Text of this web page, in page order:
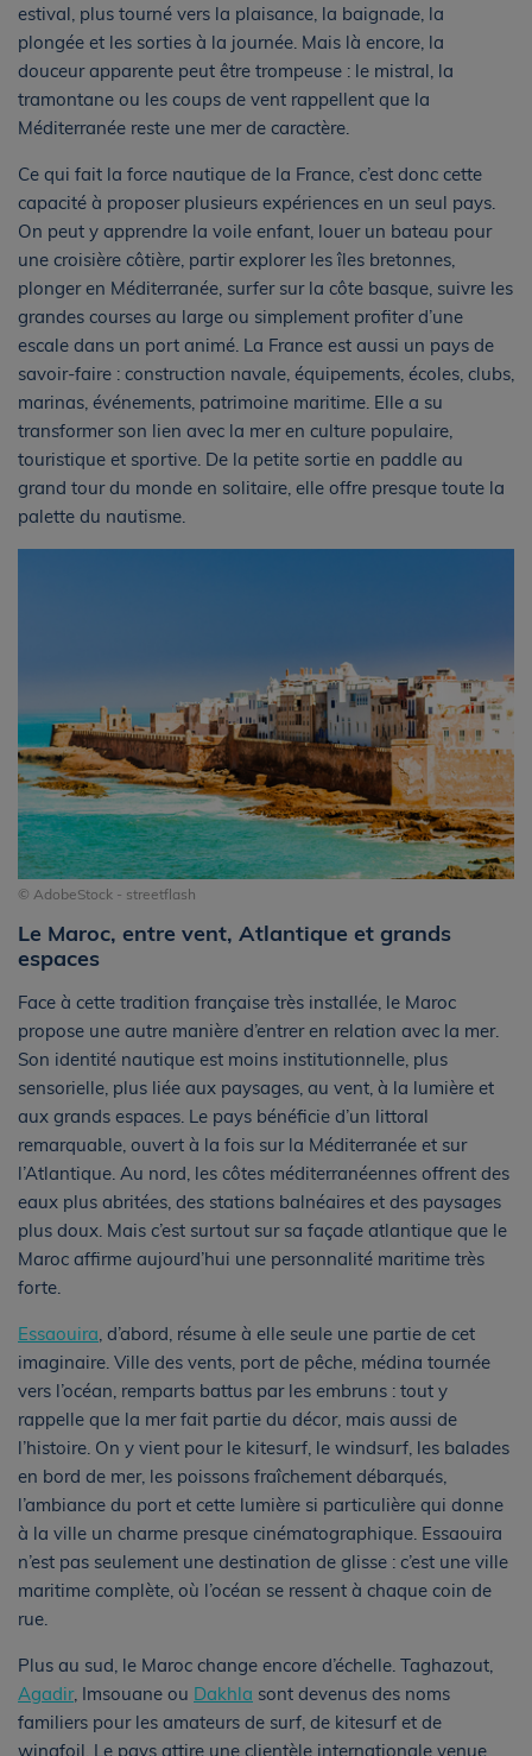
estival, plus tourné vers la plaisance, la baignade, la
plongée et les sorties à la journée. Mais là encore, la
douceur apparente peut être trompeuse : le mistral, la
tramontane ou les coups de vent rappellent que la
Méditerranée reste une mer de caractère.
Ce qui fait la force nautique de la France, c’est donc cette
capacité à proposer plusieurs expériences en un seul pays.
On peut y apprendre la voile enfant, louer un bateau pour
une croisière côtière, partir explorer les îles bretonnes,
plonger en Méditerranée, surfer sur la côte basque, suivre les
grandes courses au large ou simplement profiter d’une
escale dans un port animé. La France est aussi un pays de
savoir-faire : construction navale, équipements, écoles, clubs,
marinas, événements, patrimoine maritime. Elle a su
transformer son lien avec la mer en culture populaire,
touristique et sportive. De la petite sortie en paddle au
grand tour du monde en solitaire, elle offre presque toute la
palette du nautisme.
© AdobeStock - streetflash
Le Maroc, entre vent, Atlantique et grands
espaces
Face à cette tradition française très installée, le Maroc
propose une autre manière d’entrer en relation avec la mer.
Son identité nautique est moins institutionnelle, plus
sensorielle, plus liée aux paysages, au vent, à la lumière et
aux grands espaces. Le pays bénéficie d’un littoral
remarquable, ouvert à la fois sur la Méditerranée et sur
l’Atlantique. Au nord, les côtes méditerranéennes offrent des
eaux plus abritées, des stations balnéaires et des paysages
plus doux. Mais c’est surtout sur sa façade atlantique que le
Maroc affirme aujourd’hui une personnalité maritime très
forte.
Essaouira, d’abord, résume à elle seule une partie de cet
imaginaire. Ville des vents, port de pêche, médina tournée
vers l’océan, remparts battus par les embruns : tout y
rappelle que la mer fait partie du décor, mais aussi de
l’histoire. On y vient pour le kitesurf, le windsurf, les balades
en bord de mer, les poissons fraîchement débarqués,
l’ambiance du port et cette lumière si particulière qui donne
à la ville un charme presque cinématographique. Essaouira
n’est pas seulement une destination de glisse : c’est une ville
maritime complète, où l’océan se ressent à chaque coin de
rue.
Plus au sud, le Maroc change encore d’échelle. Taghazout,
Agadir, Imsouane ou Dakhla sont devenus des noms
familiers pour les amateurs de surf, de kitesurf et de
wingfoil. Le pays attire une clientèle internationale venue